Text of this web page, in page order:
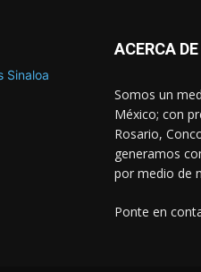
ACERCA
Somos un
México; con
Rosario,
generamos
por medio de
Ponte en